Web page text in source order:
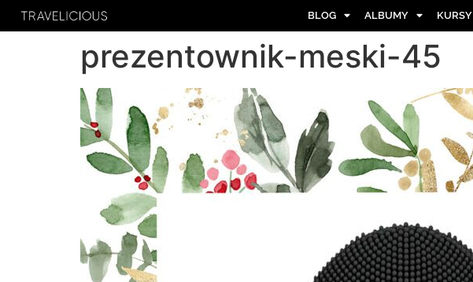
BLOG ALBUMY KURSY
prezentownik-meski-45